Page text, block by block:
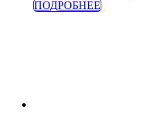
ПОДРОБНЕЕ